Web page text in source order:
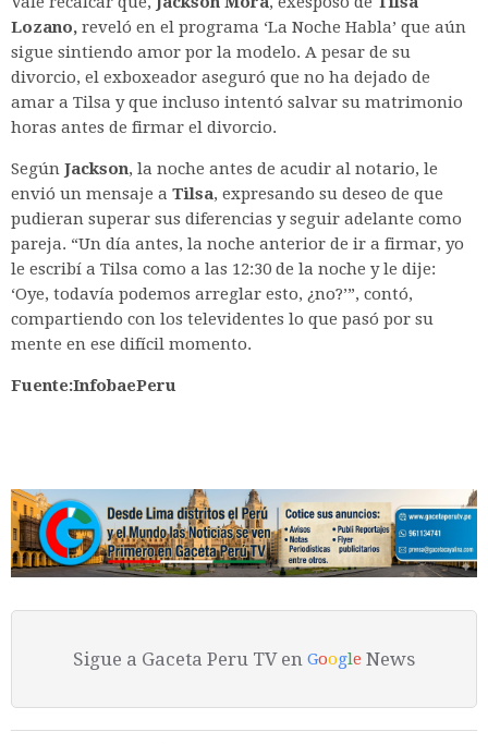
Lozano, reveló en el programa ‘La Noche Habla’ que aún
sigue sintiendo amor por la modelo. A pesar de su
divorcio, el exboxeador aseguró que no ha dejado de
amar a Tilsa y que incluso intentó salvar su matrimonio
horas antes de firmar el divorcio.
Según Jackson, la noche antes de acudir al notario, le
envió un mensaje a Tilsa, expresando su deseo de que
pudieran superar sus diferencias y seguir adelante como
pareja. “Un día antes, la noche anterior de ir a firmar, yo
le escribí a Tilsa como a las 12:30 de la noche y le dije:
‘Oye, todavía podemos arreglar esto, ¿no?’”, contó,
compartiendo con los televidentes lo que pasó por su
mente en ese difícil momento.
Fuente:InfobaePeru
Sigue a Gaceta Peru TV en Google News